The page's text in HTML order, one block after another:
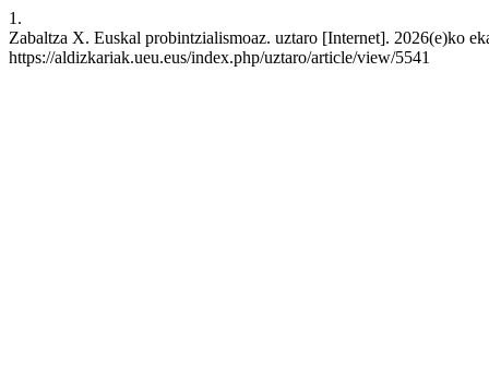
1.
Zabaltza X. Euskal probintzialismoaz. uztaro [Internet]. 2026(e)ko
https://aldizkariak.ueu.eus/index.php/uztaro/article/view/5541